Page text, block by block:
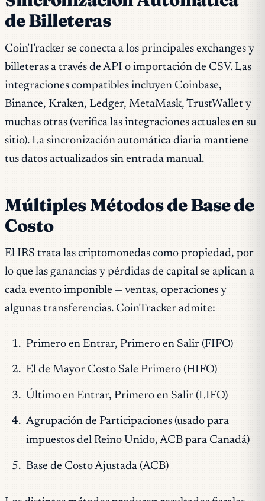
de Billeteras
CoinTracker se conecta a los principales exchanges y
billeteras a través de API o importación de CSV. Las
integraciones compatibles incluyen Coinbase,
Binance, Kraken, Ledger, MetaMask, TrustWallet y
muchas otras (verifica las integraciones actuales en su
sitio). La sincronización automática diaria mantiene
tus datos actualizados sin entrada manual.
Múltiples Métodos de Base de
Costo
El IRS trata las criptomonedas como propiedad, por
lo que las ganancias y pérdidas de capital se aplican a
cada evento imponible — ventas, operaciones y
algunas transferencias. CoinTracker admite:
Primero en Entrar, Primero en Salir (FIFO)
El de Mayor Costo Sale Primero (HIFO)
Último en Entrar, Primero en Salir (LIFO)
Agrupación de Participaciones (usado para
impuestos del Reino Unido, ACB para Canadá)
Base de Costo Ajustada (ACB)